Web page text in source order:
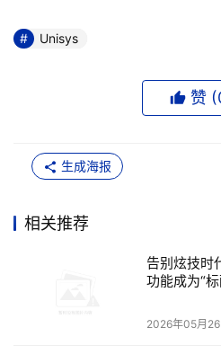
Unisys解决方案对现有IT基础
要目标相吻合。此外，Unisys
展了企业服务器的卓越效用和
署虚拟化基础架构，并通过
Unisys IT Modeler推动，
于Web的应用，能够实施
Unisys
赞 (
生成海报
相关推荐
告别炫技时
功能成为“标
2026年05月